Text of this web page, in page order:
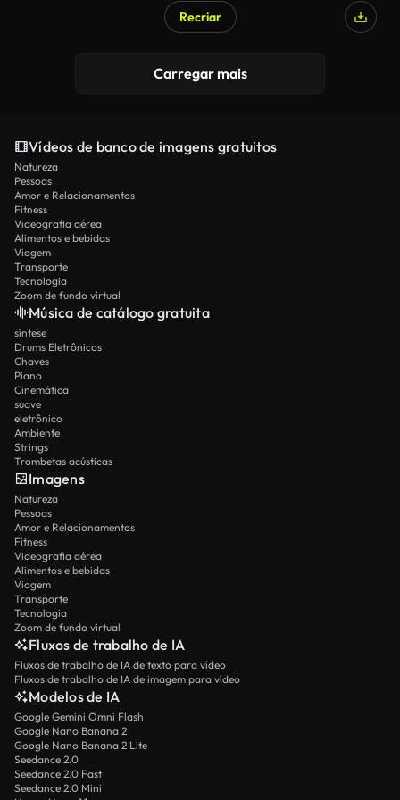
Recriar
Carregar mais
Vídeos de banco de imagens gratuitos
Natureza
Pessoas
Amor e Relacionamentos
Fitness
Videografia aérea
Alimentos e bebidas
Viagem
Transporte
Tecnologia
Zoom de fundo virtual
Música de catálogo gratuita
síntese
Drums Eletrônicos
Chaves
Piano
Cinemática
suave
eletrônico
Ambiente
Strings
Trombetas acústicas
Imagens
Natureza
Pessoas
Amor e Relacionamentos
Fitness
Videografia aérea
Alimentos e bebidas
Viagem
Transporte
Tecnologia
Zoom de fundo virtual
Fluxos de trabalho de IA
Fluxos de trabalho de IA de texto para vídeo
Fluxos de trabalho de IA de imagem para vídeo
Modelos de IA
Google Gemini Omni Flash
Google Nano Banana 2
Google Nano Banana 2 Lite
Seedance 2.0
Seedance 2.0 Fast
Seedance 2.0 Mini